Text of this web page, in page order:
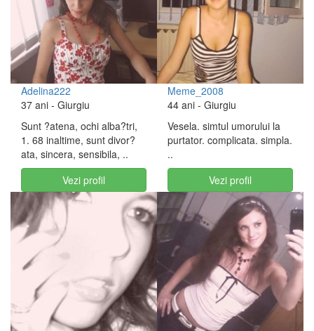
Adelina222
37 ani - Giurgiu
Sunt ?atena, ochi alba?tri,
1. 68 inaltime, sunt divor?
ata, sincera, sensibila, ..
Vezi profil
Meme_2008
44 ani - Giurgiu
Vesela. simtul umorului la
purtator. complicata. simpla.
..
Vezi profil